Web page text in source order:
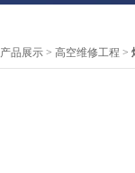
产品展示 > 高空维修工程 >